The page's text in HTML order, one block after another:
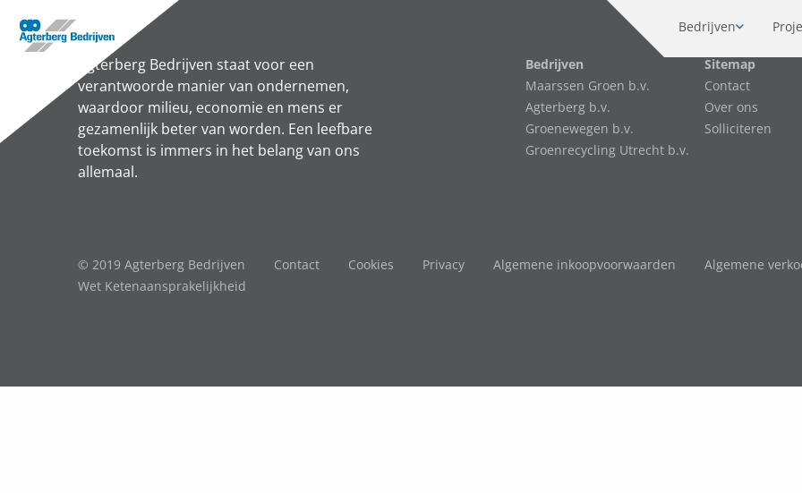
Bedrijven
Agterberg Bedrijven staat voor een
verantwoorde manier van ondernemen,
waardoor milieu, economie en mens er
gezamenlijk beter van worden. Een leefbare
toekomst is immers in het belang van ons
allemaal.
Bedrijven
Maarssen Groen b.v.
Agterberg b.v.
Groenewegen b.v.
Groenrecycling Utrecht b.v.
Sitemap
Contact
Over ons
Solliciteren
© 2019 Agterberg Bedrijven Contact Cookies Privacy Algemene inkoopvoorwaarden
Algemene
Wet Ketenaansprakelijkheid